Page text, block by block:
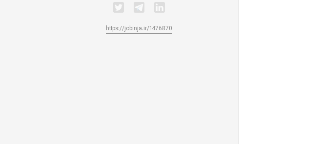
https://jobinja.ir/1476870